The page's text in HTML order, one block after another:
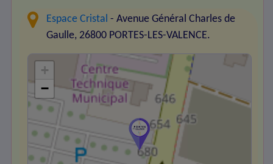
Espace Cristal - Avenue Général Charles de
Gaulle, 26800 PORTES-LES-VALENCE.
+
−